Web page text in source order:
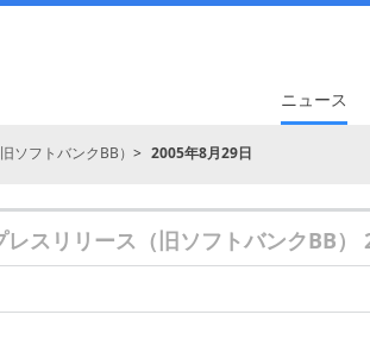
ニュース
ソフトバンクBB） 2005年8月29日
レスリリース（旧ソフトバンクBB）